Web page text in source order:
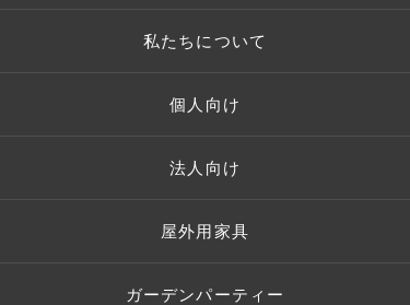
私たちについて
個人向け
法人向け
屋外用家具
ガーデンパーティー